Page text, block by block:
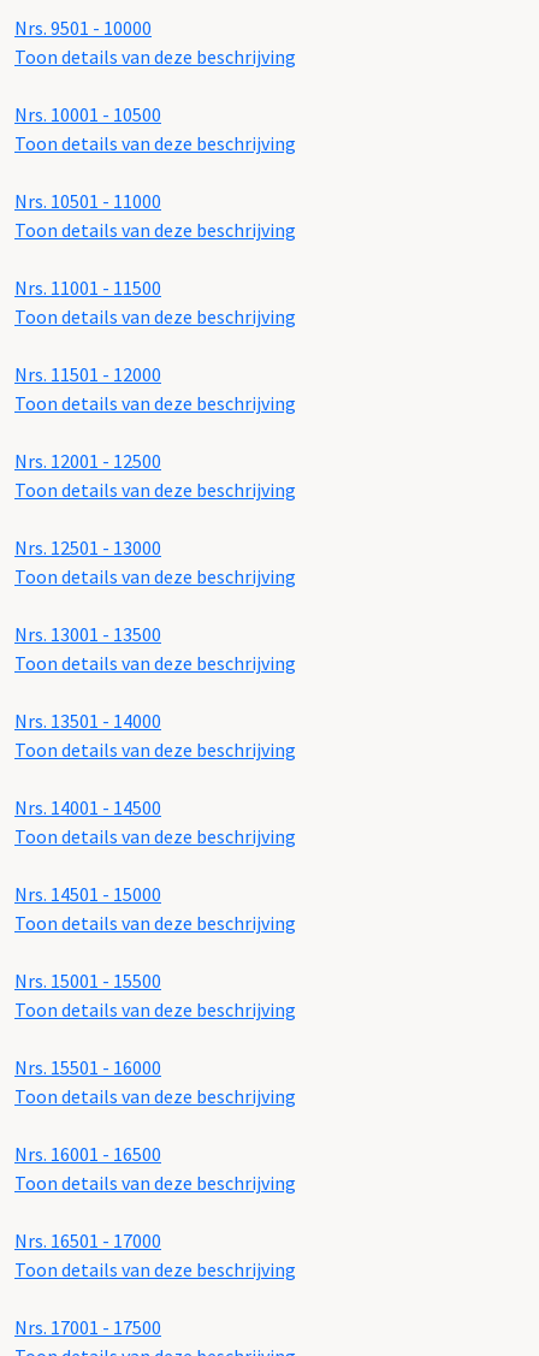
Nrs. 9501 - 10000
Toon details van deze beschrijving
Nrs. 10001 - 10500
Toon details van deze beschrijving
Nrs. 10501 - 11000
Toon details van deze beschrijving
Nrs. 11001 - 11500
Toon details van deze beschrijving
Nrs. 11501 - 12000
Toon details van deze beschrijving
Nrs. 12001 - 12500
Toon details van deze beschrijving
Nrs. 12501 - 13000
Toon details van deze beschrijving
Nrs. 13001 - 13500
Toon details van deze beschrijving
Nrs. 13501 - 14000
Toon details van deze beschrijving
Nrs. 14001 - 14500
Toon details van deze beschrijving
Nrs. 14501 - 15000
Toon details van deze beschrijving
Nrs. 15001 - 15500
Toon details van deze beschrijving
Nrs. 15501 - 16000
Toon details van deze beschrijving
Nrs. 16001 - 16500
Toon details van deze beschrijving
Nrs. 16501 - 17000
Toon details van deze beschrijving
Nrs. 17001 - 17500